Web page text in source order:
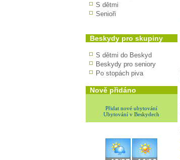
S dětmi
Senioři
Beskydy pro skupiny
S dětmi do Beskyd
Beskydy pro seniory
Po stopách piva
Nově přidáno
Přidat nové ubytování
Ubytování v Beskydech